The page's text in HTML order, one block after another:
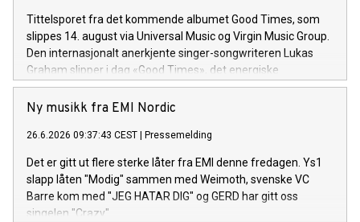
Tittelsporet fra det kommende albumet Good Times, som
slippes 14. august via Universal Music og Virgin Music Group.
Den internasjonalt anerkjente singer-songwriteren Lukas
Graham slipper i dag «Good Times», det energiske
tittelsporet og åpningslåten fra hans kommende album
Good Times. Albumet består av 13 spor og utgis 14. august.
Ny musikk fra EMI Nordic
26.6.2026 09:37:43 CEST Pressemelding
Det er gitt ut flere sterke låter fra EMI denne fredagen. Ys1
slapp låten "Modig" sammen med Weimoth, svenske VC
Barre kom med "JEG HATAR DIG" og GERD har gitt oss
singelen "Crazy".